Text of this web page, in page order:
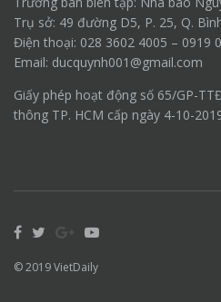
Trụ sở: 49 đường D5, P. 25, Q.
Điện thoại: 028 3602 4005 – 0919
Email: ducquynh001@gmail.com
Giấy phép hoạt động số 65/GP-
thông TP. HCM cấp ngày 4-10-
© 2019VietDaily